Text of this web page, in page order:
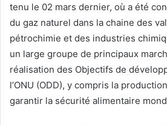
tenu le 02 mars dernier, où a été
du gaz naturel dans la chaine des
pétrochimie et des industries
un large groupe de principaux
réalisation des Objectifs de
l’ONU (ODD), y compris la
garantir la sécurité alimentaire